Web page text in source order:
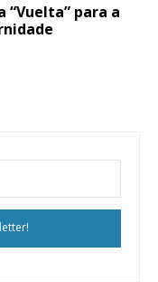
“Vuelta” para a